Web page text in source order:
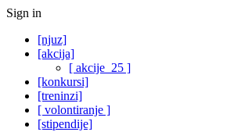
Sign in
[njuz]
[akcija]
[ akcije_25 ]
[konkursi]
[treninzi]
[ volontiranje ]
[stipendije]